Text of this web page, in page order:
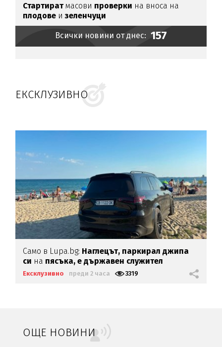
Стартиратмасови проверки на вноса на
плодове и зеленчуци
Всички новини от днес: 157
ЕКСКЛУЗИВНО
Само в Lupa.bg: Наглецът, паркирал джипа
си на пясъка, е държавен служител
Ексклузивно преди 2 часа 3319
ОЩЕ НОВИНИ